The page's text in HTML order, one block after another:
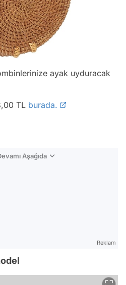
ayak uyduracak
TL burada.
Aşağıda
Reklam